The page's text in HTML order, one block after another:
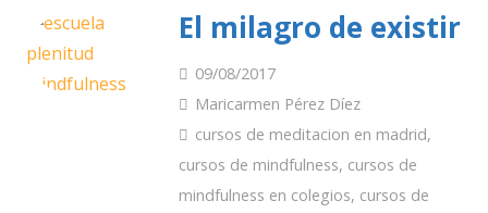
El milagro de existir
09/08/2017
Maricarmen Pérez Díez
cursos de meditacion en madrid,
cursos de mindfulness, cursos de
mindfulness en colegios, cursos de